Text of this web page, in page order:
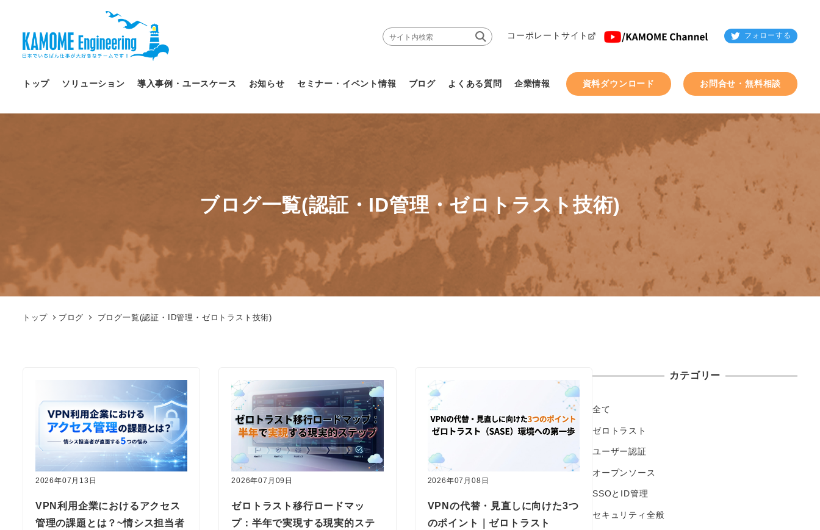
コーポレートサイト フォローする
トップ ソリューション 導入事例・ユースケース お知らせ セミナー・イベント情報 ブログ よくある質問 企業情報 資料ダウンロード お問合せ・無料相談
トップ ブログ ブログ一覧(認証・ID管理・ゼロトラスト技術)
ブログ一覧(認証・ID管理・ゼロトラスト技術)
2026年07月13日
VPN利用企業におけるアクセス
管理の課題とは？~情シス担当者
2026年07月09日
ゼロトラスト移行ロードマッ
プ：半年で実現する現実的ステ
2026年07月08日
VPNの代替・見直しに向けた3つ
のポイント｜ゼロトラスト
カテゴリー
全て
ゼロトラスト
ユーザー認証
オープンソース
SSOとID管理
セキュリティ全般